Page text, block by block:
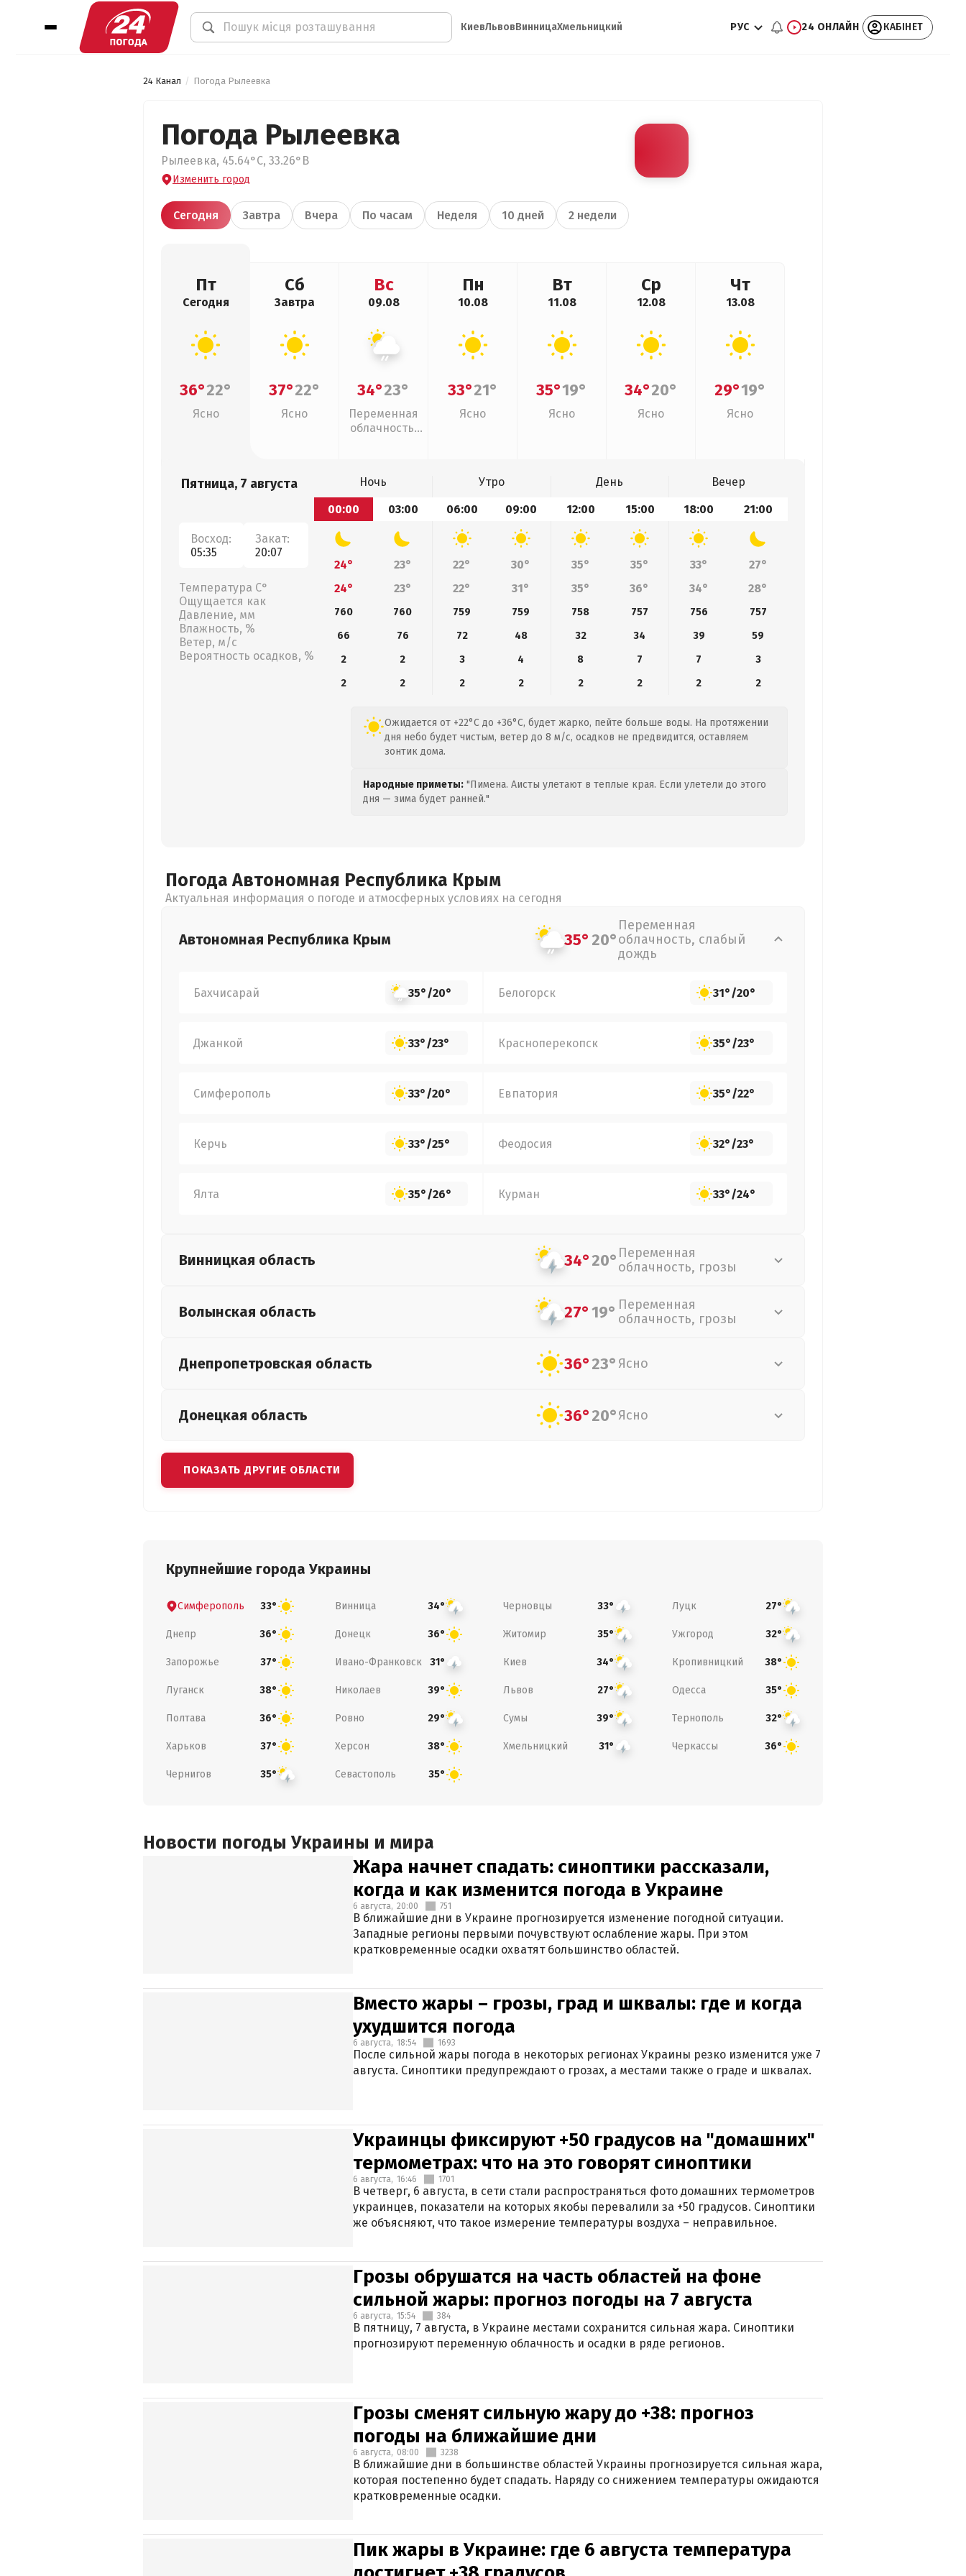
КиевЛьвовВинницаХмельницкий РУС 24 ОНЛАЙН КАБІНЕТ
24 Канал Погода Рылеевка
Погода Рылеевка
Рылеевка, 45.64°С, 33.26°В
Изменить город
Сегодня Завтра Вчера По часам Неделя 10 дней 2 недели
Пт
Сегодня
36°22°
Ясно
Сб
Завтра
37°22°
Ясно
Вс
09.08
34°23°
Переменная
облачность,
Пн
10.08
33°21°
Ясно
Вт
11.08
35°19°
Ясно
Ср
12.08
34°20°
Ясно
Чт
13.08
29°19°
Ясно
Пятница, 7 августа
Восход:
05:35
Закат:
20:07
Температура С°
Ощущается как
Давление, мм
Влажность, %
Ветер, м/с
Вероятность осадков, %
Ночь Утро День
Вечер
00:00
03:00 06:00 09:00 12:00 15:00 18:00 21:00
24° 23° 22° 30° 35° 35° 33°
27°
24°
23° 22° 31° 35° 36° 34° 28°
760 760 759 759 758 757 756
757
66
76 72 48 32 34 39
59
2
2 3 4 8 7 7
3
2
2 2 2 2 2 2 2
Ожидается от +22°C до +36°C, будет жарко, пейте больше воды. На протяжении
дня небо будет чистым, ветер до 8 м/с, осадков не предвидится, оставляем
зонтик дома.
Народные приметы: "Пимена. Аисты улетают в теплые края. Если улетели до этого
дня — зима будет ранней."
Погода Автономная Республика Крым
Актуальная информация о погоде и атмосферных условиях на сегодня
Автономная Республика Крым 35°20°
Переменная
облачность, слабый
дождь
Бахчисарай 35°/20° Белогорск 31°/20°
Джанкой 33°/23° Красноперекопск 35°/23°
Симферополь 33°/20° Евпатория 35°/22°
Керчь 33°/25° Феодосия 32°/23°
Ялта 35°/26° Курман 33°/24°
Винницкая область 34°20° Переменная
облачность, грозы
Волынская область 27°19° Переменная
облачность, грозы
Днепропетровская область 36°23° Ясно
Донецкая область 36°20°Ясно
ПОКАЗАТЬ ДРУГИЕ ОБЛАСТИ
Крупнейшие города Украины
Симферополь 33° Винница 34° Черновцы 33° Луцк 27°
Днепр 36° Донецк 36° Житомир 35° Ужгород 32°
Запорожье 37° Ивано-Франковск 31° Киев 34° Кропивницкий 38°
Луганск 38° Николаев 39° Львов 27° Одесса 35°
Полтава 36° Ровно 29° Сумы 39° Тернополь 32°
Харьков 37° Херсон 38° Хмельницкий 31° Черкассы 36°
Чернигов 35° Севастополь 35°
Новости погоды Украины и мира
Жара начнет спадать: синоптики рассказали,
когда и как изменится погода в Украине
6 августа, 20:00 751
В ближайшие дни в Украине прогнозируется изменение погодной ситуации.
Западные регионы первыми почувствуют ослабление жары. При этом
кратковременные осадки охватят большинство областей.
Вместо жары – грозы, град и шквалы: где и когда
ухудшится погода
6 августа, 18:54 1693
После сильной жары погода в некоторых регионах Украины резко изменится уже 7
августа. Синоптики предупреждают о грозах, а местами также о граде и шквалах.
Украинцы фиксируют +50 градусов на "домашних"
термометрах: что на это говорят синоптики
6 августа, 16:46 1701
В четверг, 6 августа, в сети стали распространяться фото домашних термометров
украинцев, показатели на которых якобы перевалили за +50 градусов. Синоптики
же объясняют, что такое измерение температуры воздуха – неправильное.
Грозы обрушатся на часть областей на фоне
сильной жары: прогноз погоды на 7 августа
6 августа, 15:54 384
В пятницу, 7 августа, в Украине местами сохранится сильная жара. Синоптики
прогнозируют переменную облачность и осадки в ряде регионов.
Грозы сменят сильную жару до +38: прогноз
погоды на ближайшие дни
6 августа, 08:00 3238
В ближайшие дни в большинстве областей Украины прогнозируется сильная жара,
которая постепенно будет спадать. Наряду со снижением температуры ожидаются
кратковременные осадки.
Пик жары в Украине: где 6 августа температура